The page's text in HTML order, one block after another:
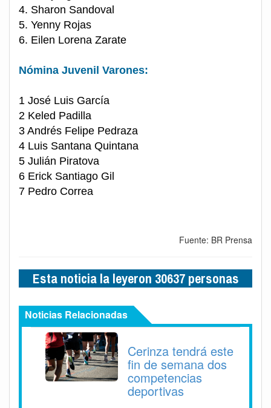
4. Sharon Sandoval
5. Yenny Rojas
6. Eilen Lorena Zarate
Nómina Juvenil Varones:
1 José Luis García
2 Keled Padilla
3 Andrés Felipe Pedraza
4 Luis Santana Quintana
5 Julián Piratova
6 Erick Santiago Gil
7 Pedro Correa
Fuente: BR Prensa
Esta noticia la leyeron 30637 personas
Noticias Relacionadas
Cerinza tendrá este
fin de semana dos
competencias
deportivas